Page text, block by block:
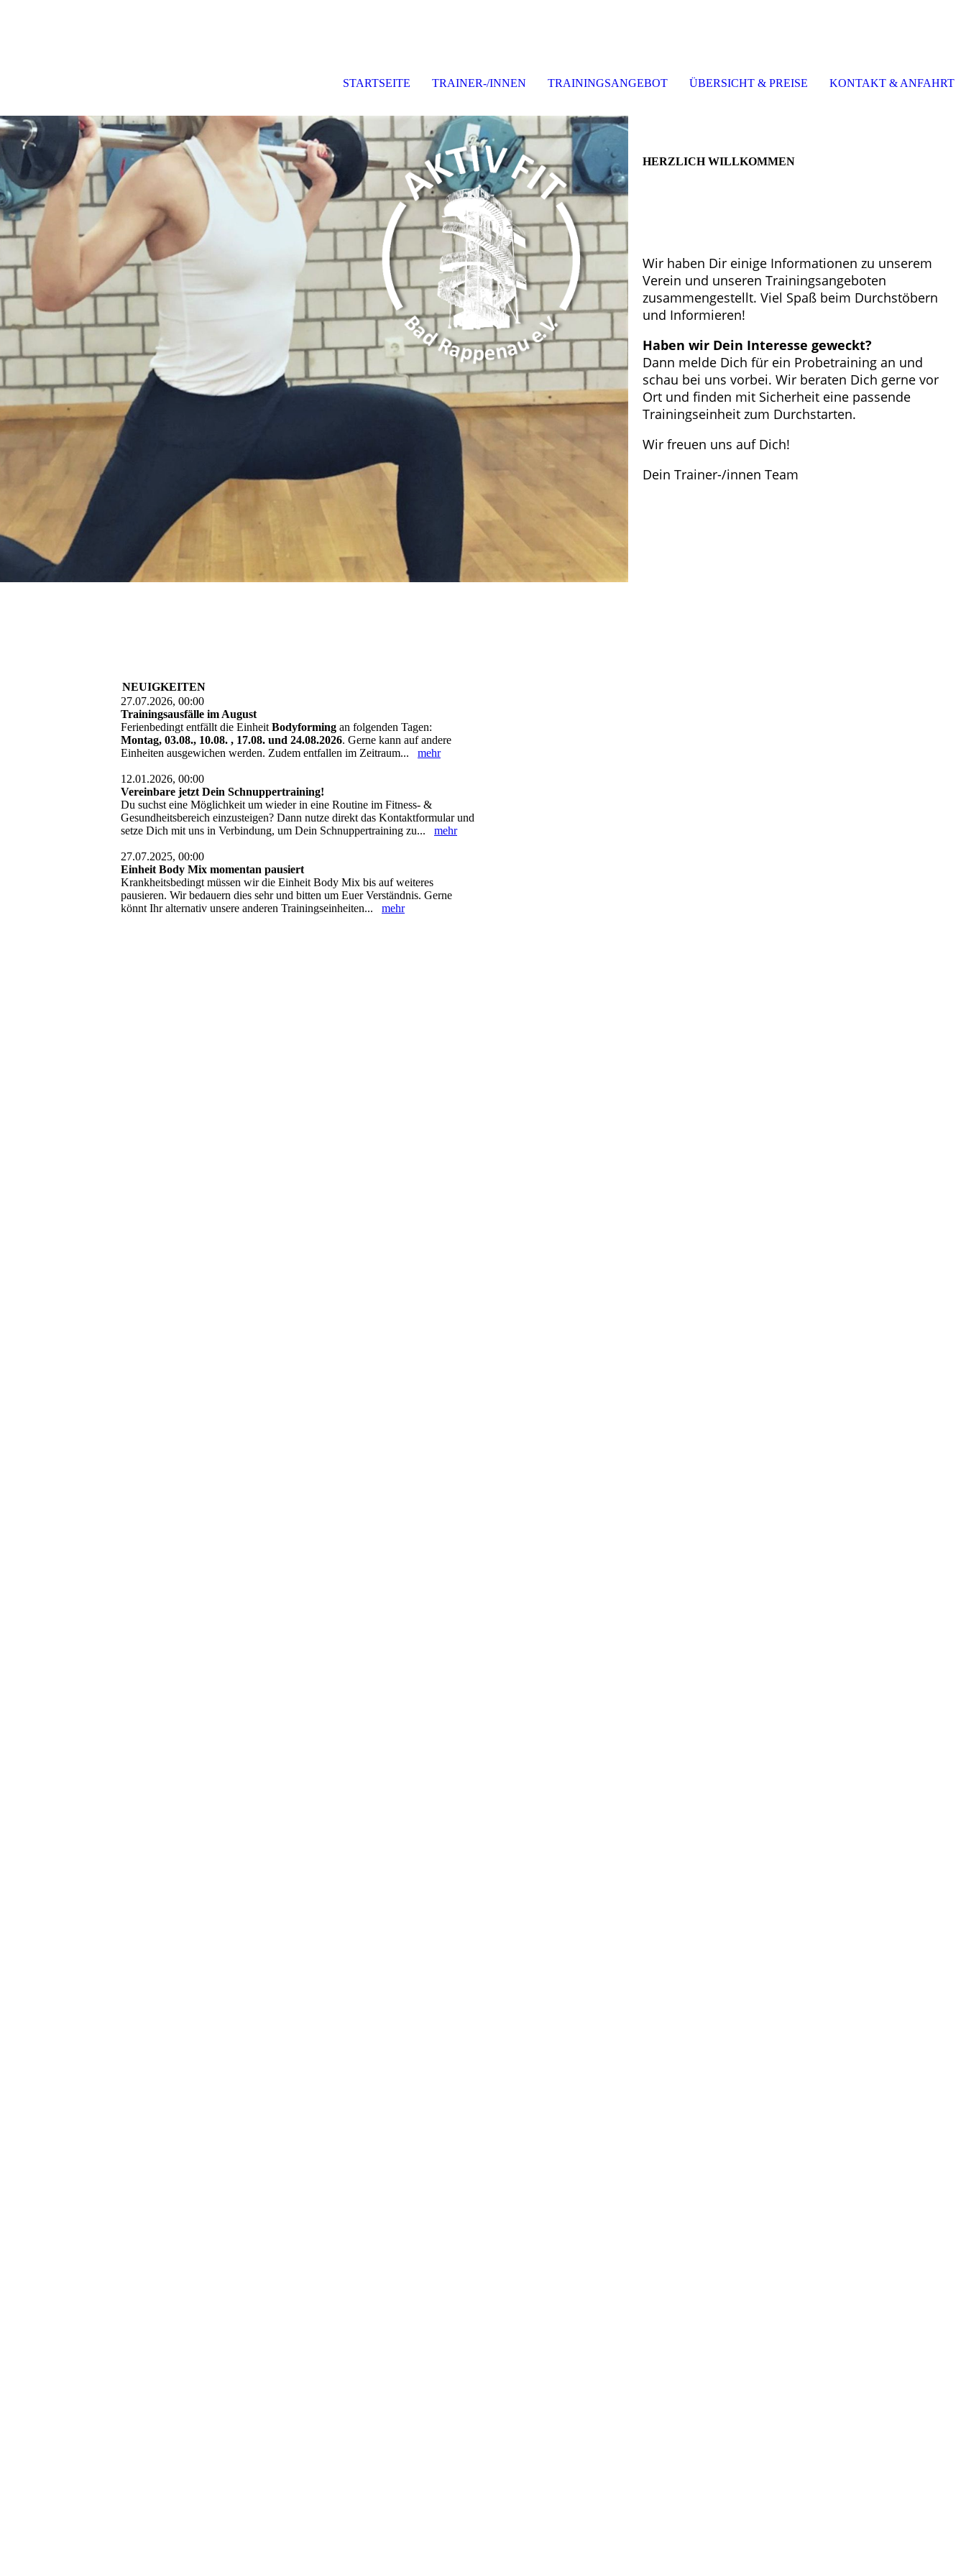
STARTSEITE TRAINER-/INNEN TRAININGSANGEBOT ÜBERSICHT & PREISE KONTAKT & ANFAHRT
HERZLICH WILLKOMMEN
Wir haben Dir einige Informationen zu unserem
Verein und unseren Trainingsangeboten
zusammengestellt. Viel Spaß beim Durchstöbern
und Informieren!
Haben wir Dein Interesse geweckt?
Dann melde Dich für ein Probetraining an und
schau bei uns vorbei. Wir beraten Dich gerne vor
Ort und finden mit Sicherheit eine passende
Trainingseinheit zum Durchstarten.
Wir freuen uns auf Dich!
Dein Trainer-/innen Team
NEUIGKEITEN
27.07.2026, 00:00
Trainingsausfälle im August
Ferienbedingt entfällt die Einheit Bodyforming an folgenden Tagen:
Montag, 03.08., 10.08. , 17.08. und 24.08.2026. Gerne kann auf andere
Einheiten ausgewichen werden. Zudem entfallen im Zeitraum... mehr
12.01.2026, 00:00
Vereinbare jetzt Dein Schnuppertraining!
Du suchst eine Möglichkeit um wieder in eine Routine im Fitness- &
Gesundheitsbereich einzusteigen? Dann nutze direkt das Kontaktformular und
setze Dich mit uns in Verbindung, um Dein Schnuppertraining zu... mehr
27.07.2025, 00:00
Einheit Body Mix momentan pausiert
Krankheitsbedingt müssen wir die Einheit Body Mix bis auf weiteres
pausieren. Wir bedauern dies sehr und bitten um Euer Verständnis. Gerne
könnt Ihr alternativ unsere anderen Trainingseinheiten... mehr